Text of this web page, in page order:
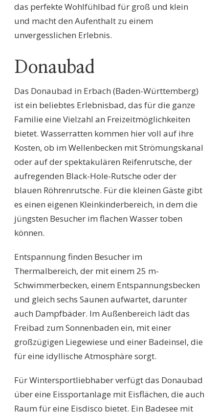
das perfekte Wohlfühlbad für groß und klein
und macht den Aufenthalt zu einem
unvergesslichen Erlebnis.
Donaubad
Das Donaubad in Erbach (Baden-Württemberg)
ist ein beliebtes Erlebnisbad, das für die ganze
Familie eine Vielzahl an Freizeitmöglichkeiten
bietet. Wasserratten kommen hier voll auf ihre
Kosten, ob im Wellenbecken mit Strömungskanal
oder auf der spektakulären Reifenrutsche, der
aufregenden Black-Hole-Rutsche oder der
blauen Röhrenrutsche. Für die kleinen Gäste gibt
es einen eigenen Kleinkinderbereich, in dem die
jüngsten Besucher im flachen Wasser toben
können.
Entspannung finden Besucher im
Thermalbereich, der mit einem 25 m-
Schwimmerbecken, einem Entspannungsbecken
und gleich sechs Saunen aufwartet, darunter
auch Dampfbäder. Im Außenbereich lädt das
Freibad zum Sonnenbaden ein, mit einer
großzügigen Liegewiese und einer Badeinsel, die
für eine idyllische Atmosphäre sorgt.
Für Wintersportliebhaber verfügt das Donaubad
über eine Eissportanlage mit Eisflächen, die auch
Raum für eine Eisdisco bietet. Ein Badesee mit